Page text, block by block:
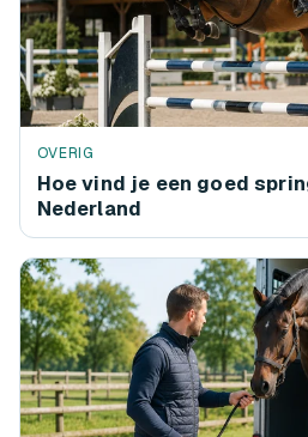
OVERIG
Hoe vind je een goed
Nederland